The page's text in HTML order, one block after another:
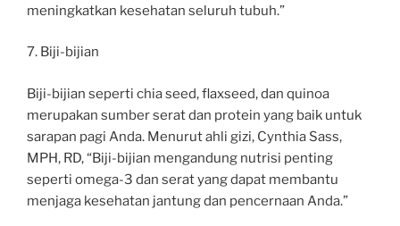
meningkatkan kesehatan seluruh tubuh.”
7. Biji-bijian
Biji-bijian seperti chia seed, flaxseed, dan quinoa
merupakan sumber serat dan protein yang baik untuk
sarapan pagi Anda. Menurut ahli gizi, Cynthia Sass,
MPH, RD, “Biji-bijian mengandung nutrisi penting
seperti omega-3 dan serat yang dapat membantu
menjaga kesehatan jantung dan pencernaan Anda.”